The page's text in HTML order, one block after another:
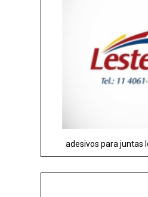
adesivos para juntas